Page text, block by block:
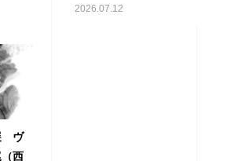
4日（火）
2026.07.12
ヴ
西